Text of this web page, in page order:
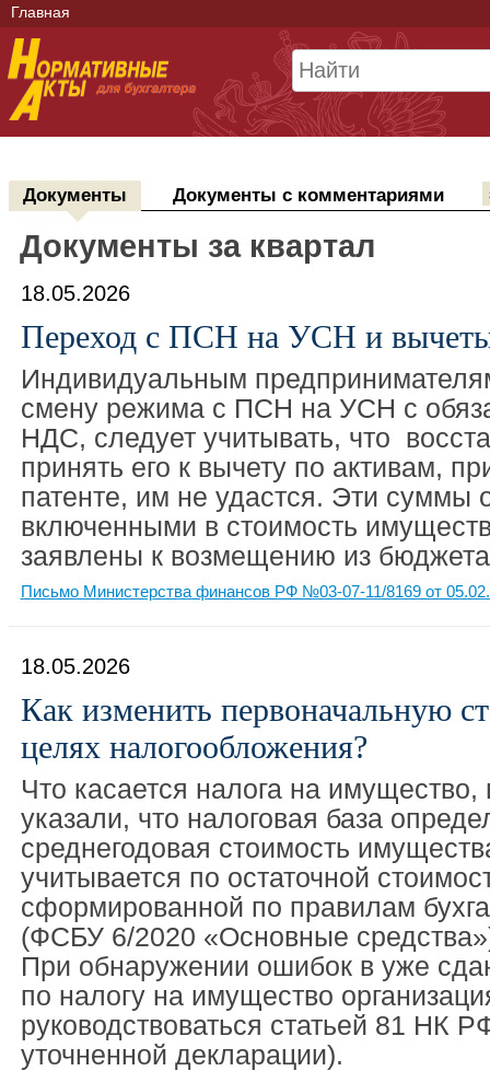
Главная
Документы Документы с комментариями
Документы за квартал
18.05.2026
Переход с ПСН на УСН и
Индивидуальным
смену режима с ПСН на УСН с
НДС, следует учитывать, что
принять его к вычету по активам,
патенте, им не удастся. Эти суммы
включенными в стоимость
заявлены к возмещению из
Письмо Министерства финансов РФ №03-07-11/8169 от
18.05.2026
Как изменить первоначальную
целях налогообложения?
Что касается налога на
указали, что налоговая база
среднегодовая стоимость
учитывается по остаточной
сформированной по правилам
(ФСБУ 6/2020 «Основные
При обнаружении ошибок в уже
по налогу на имущество
руководствоваться статьей 81 НК
уточненной декларации).